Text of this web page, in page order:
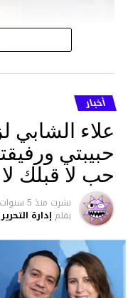
00:00
أخبار
علاء الشابي
حبيبتي
حب لا قبلك
نشرت منذ 5 سنوات
بقلم إدارة التحرير